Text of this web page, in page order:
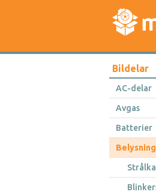
Bildelar
AC-delar
Avgas
Batterier
Belysning